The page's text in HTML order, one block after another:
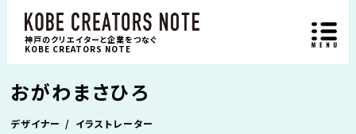
神戸のクリエイターと企業をつなぐ
KOBE CREATORS NOTE
おがわまさひろ
デザイナー イラストレーター